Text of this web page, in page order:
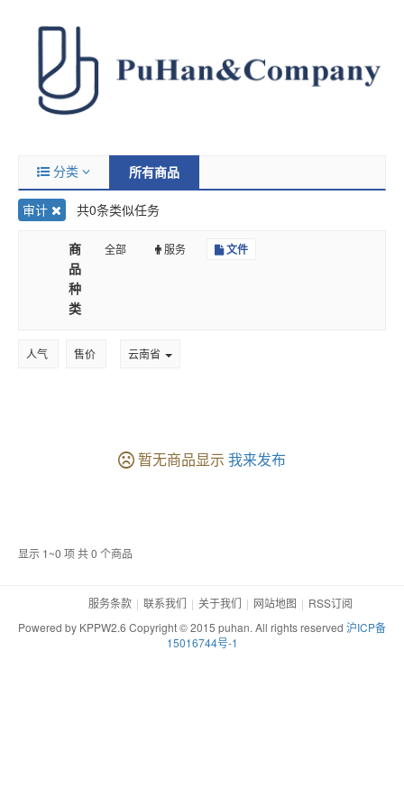
分类 所有商品
审计 共0条类似任务
商
品
种
类
全部 服务 文件
人气 售价 云南省
暂无商品显示 我来发布
显示 1~0 项 共 0 个商品
服务条款 联系我们 关于我们 网站地图
RSS订阅
Powered by KPPW2.6 Copyright © 2015 puhan. All rights reserved 沪ICP备
15016744号-1